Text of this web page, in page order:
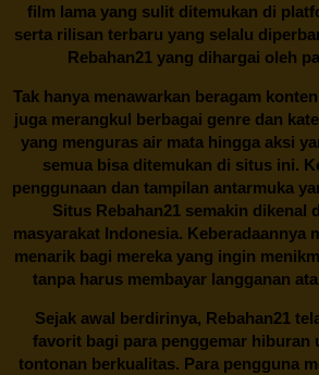
film lama yang sulit ditemukan di
serta rilisan terbaru yang selalu
Rebahan21 yang dihargai oleh
Tak hanya menawarkan beragam
juga merangkul berbagai genre dan
yang menguras air mata hingga aksi
semua bisa ditemukan di situs ini.
penggunaan dan tampilan antarmuka
Situs Rebahan21semakin dikenal
masyarakat Indonesia. Keberadaannya
menarik bagi mereka yang ingin
tanpa harus membayar langganan
Sejak awal berdirinya, Rebahan21
favorit bagi para penggemar hiburan
tontonan berkualitas. Para pengguna